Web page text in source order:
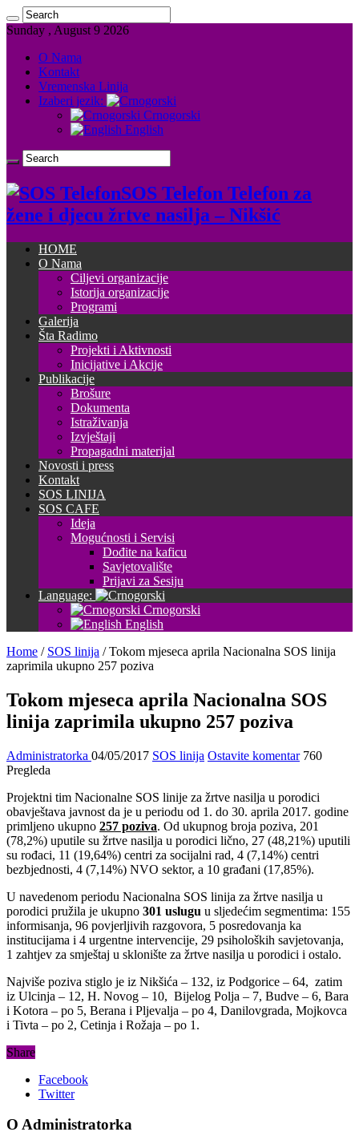
Sunday , August 9 2026
O Nama
Kontakt
Vremenska Linija
Izaberi jezik:
Crnogorski
English
SOS Telefon Telefon za
žene i djecu žrtve nasilja – Nikšić
HOME
O Nama
Ciljevi organizacije
Istorija organizacije
Programi
Galerija
Šta Radimo
Projekti i Aktivnosti
Inicijative i Akcije
Publikacije
Brošure
Dokumenta
Istraživanja
Izvještaji
Propagadni materijal
Novosti i press
Kontakt
SOS LINIJA
SOS CAFE
Ideja
Mogućnosti i Servisi
Dođite na kaficu
Savjetovalište
Prijavi za Sesiju
Language:
Crnogorski
English
Home / SOS linija / Tokom mjeseca aprila Nacionalna SOS linija
zaprimila ukupno 257 poziva
Tokom mjeseca aprila Nacionalna SOS
linija zaprimila ukupno 257 poziva
Administratorka 04/05/2017 SOS linija Ostavite komentar 760
Pregleda
Projektni tim Nacionalne SOS linije za žrtve nasilja u porodici
obavještava javnost da je u periodu od 1. do 30. aprila 2017. godine
primljeno ukupno 257 poziva. Od ukupnog broja poziva, 201
(78,2%) uputile su žrtve nasilja u porodici lično, 27 (48,21%) uputili
su rođaci, 11 (19,64%) centri za socijalni rad, 4 (7,14%) centri
bezbjednosti, 4 (7,14%) NVO sektor, a 10 građani (17,85%).
U navedenom periodu Nacionalna SOS linija za žrtve nasilja u
porodici pružila je ukupno 301 uslugu u sljedećim segmentima: 155
informisanja, 96 povjerljivih razgovora, 5 posredovanja ka
institucijama i 4 urgentne intervencije, 29 psiholoških savjetovanja,
1 zahtjev za smještaj u sklonište za žrtve nasilja u porodici i ostalo.
Najviše poziva stiglo je iz Nikšića – 132, iz Podgorice – 64, zatim
iz Ulcinja – 12, H. Novog – 10, Bijelog Polja – 7, Budve – 6, Bara
i Kotora – po 5, Berana i Pljevalja – po 4, Danilovgrada, Mojkovca
i Tivta – po 2, Cetinja i Rožaja – po 1.
Share
Facebook
Twitter
O Administratorka